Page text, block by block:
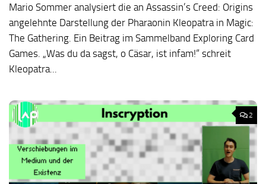
Mario Sommer analysiert die an Assassin’s Creed: Origins
angelehnte Darstellung der Pharaonin Kleopatra in Magic:
The Gathering. Ein Beitrag im Sammelband Exploring Card
Games. „Was du da sagst, o Cäsar, ist infam!“ schreit
Kleopatra...
2